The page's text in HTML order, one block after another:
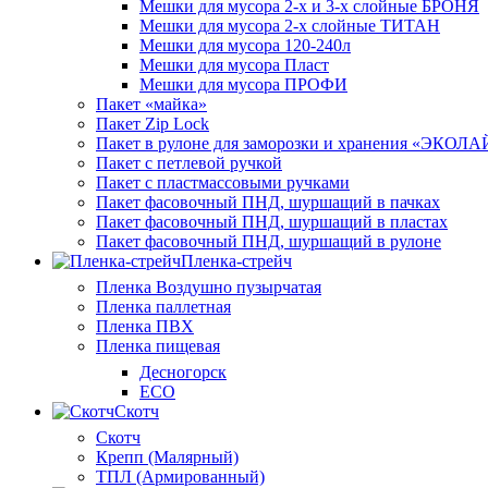
Мешки для мусора 2-х и 3-х слойные БРОНЯ
Мешки для мусора 2-х слойные ТИТАН
Мешки для мусора 120-240л
Мешки для мусора Пласт
Мешки для мусора ПРОФИ
Пакет «майка»
Пакет Zip Lock
Пакет в рулоне для заморозки и хранения
Пакет с петлевой ручкой
Пакет с пластмассовыми ручками
Пакет фасовочный ПНД, шуршащий в пачках
Пакет фасовочный ПНД, шуршащий в пластах
Пакет фасовочный ПНД, шуршащий в рулоне
Пленка-стрейч
Пленка Воздушно пузырчатая
Пленка паллетная
Пленка ПВХ
Пленка пищевая
Десногорск
ECO
Скотч
Скотч
Крепп (Малярный)
ТПЛ (Армированный)